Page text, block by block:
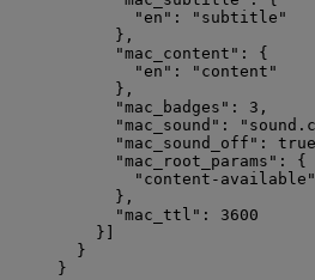
"en" : " subtitle "
},
"mac_content" :
"en" : " content "
},
"mac_badges" : 3
"mac_sound" : "
"mac_sound_off" : true
"mac_root_params"
"content-available"
},
"mac_ttl" : 3600
}]
}
}